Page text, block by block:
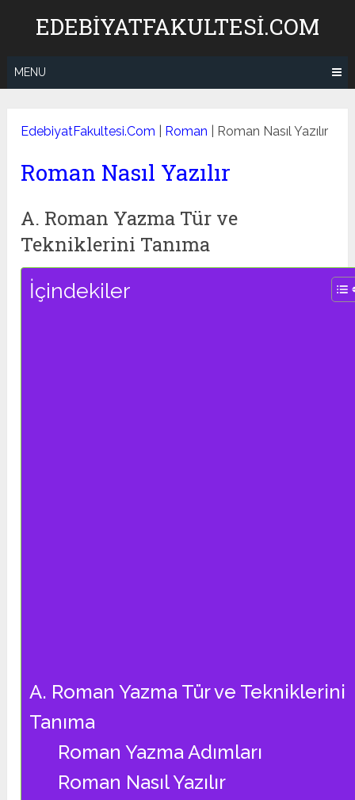
EDEBIYATFAKULTESI.COM
MENU
EdebiyatFakultesi.Com Roman Roman Nasıl Yazılır
Roman Nasıl Yazılır
A. Roman Yazma Tür ve
Tekniklerini Tanıma
İçindekiler
A. Roman Yazma Tür ve Tekniklerini
Tanıma
Roman Yazma Adımları
Roman Nasıl Yazılır